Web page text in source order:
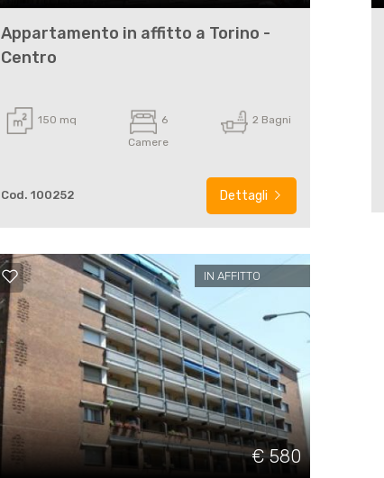
Appartamento in affitto a Torino -
Centro
150 mq
6
Camere
2 Bagni
Cod. 100252 Dettagli
IN AFFITTO
€ 580